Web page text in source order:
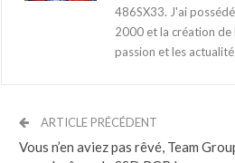
486SX33. J'ai
2000 et la création de
passion et les
ARTICLE PRÉCÉDENT
Vous n’en aviez pas rêvé, Team